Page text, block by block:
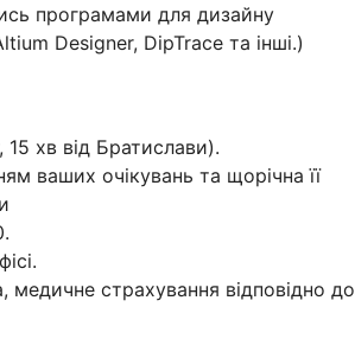
програмами для дизайну
Designer, DipTrace та інші.)
хв від Братислави).
ваших очікувань та щорічна її
медичне страхування відповідно до